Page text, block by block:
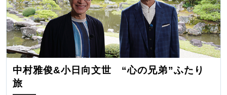
中村雅俊&小日向文世 “心の兄弟”ふたり
旅